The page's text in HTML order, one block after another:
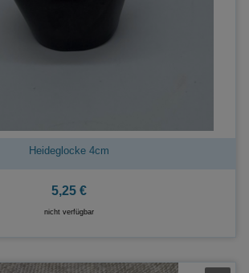
Heideglocke 4cm
5,25 €
nicht verfügbar